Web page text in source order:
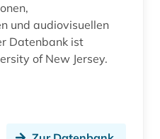
und audiovisuellen
Datenbank ist
of New Jersey.